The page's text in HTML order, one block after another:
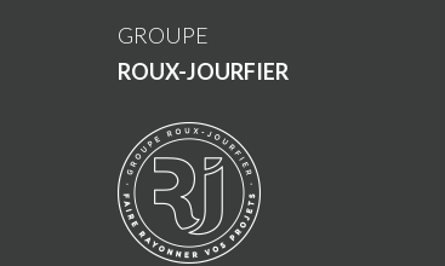
GROUPE
ROUX-JOURFIER